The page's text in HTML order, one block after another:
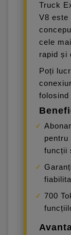
Truck
V8 este
cele
rapid și
Poți
folosind
pentru
funcții
700